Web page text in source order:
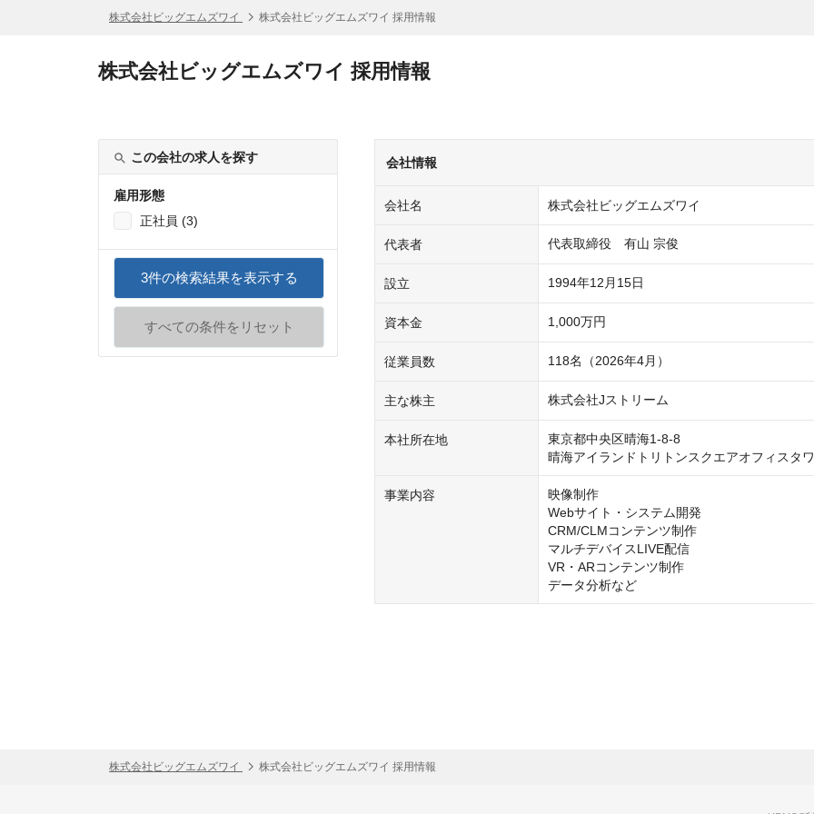
株式会社ビッグエムズワイ 株式会社ビッグエムズワイ 採用情報
株式会社ビッグエムズワイ 採用情報
この会社の求人を探す
雇用形態
正社員 (3)
3件の検索結果を表示する
すべての条件をリセット
会社情報
会社名 株式会社ビッグエムズワイ
代表者 代表取締役　有山 宗俊
設立 1994年12月15日
資本金 1,000万円
従業員数 118名（2026年4月）
主な株主 株式会社Jストリーム
本社所在地
東京都中央区晴海1-8-8
晴海アイランドトリトンスクエアオフィスタ
事業内容
映像制作
Webサイト・システム開発
CRM/CLMコンテンツ制作
マルチデバイスLIVE配信
VR・ARコンテンツ制作
データ分析など
株式会社ビッグエムズワイ 株式会社ビッグエムズワイ 採用情報